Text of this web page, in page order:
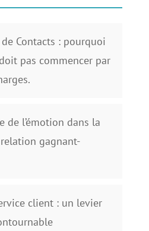
Contacts : pourquoi
pas commencer par
de l’émotion dans la
gagnant-
client : un levier